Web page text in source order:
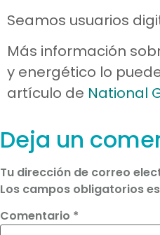
Seamos usuarios
Más información
y energético lo
artículo de National
Deja un
Tu dirección de correo
Los campos obligatorios
Comentario *